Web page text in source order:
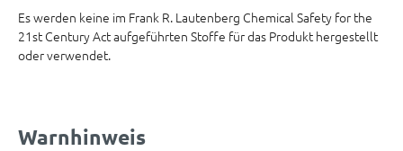
Es werden keine im Frank R. Lautenberg Chemical Safety for the
21st Century Act aufgeführten Stoffe für das Produkt hergestellt
oder verwendet.
Warnhinweis